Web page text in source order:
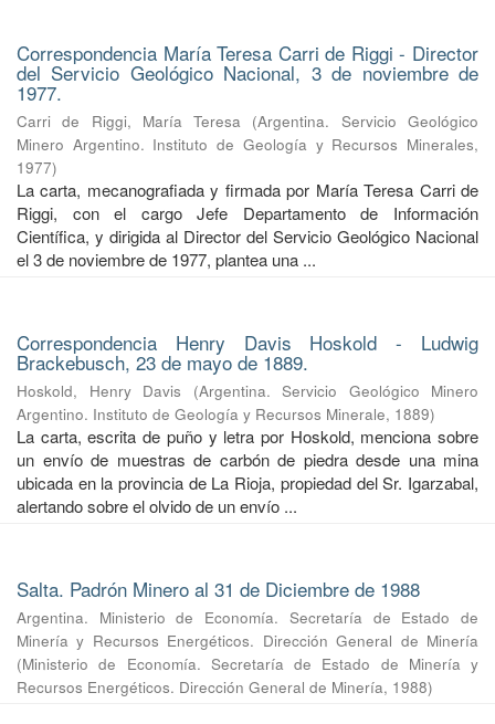
Correspondencia María Teresa Carri de Riggi - Director
del Servicio Geológico Nacional, 3 de noviembre de
1977.
Carri de Riggi, María Teresa (Argentina. Servicio Geológico
Minero Argentino. Instituto de Geología y Recursos Minerales,
1977)
La carta, mecanografiada y firmada por María Teresa Carri de
Riggi, con el cargo Jefe Departamento de Información
Científica, y dirigida al Director del Servicio Geológico Nacional
el 3 de noviembre de 1977, plantea una ...
Correspondencia Henry Davis Hoskold - Ludwig
Brackebusch, 23 de mayo de 1889.
Hoskold, Henry Davis (Argentina. Servicio Geológico Minero
Argentino. Instituto de Geología y Recursos Minerale, 1889)
La carta, escrita de puño y letra por Hoskold, menciona sobre
un envío de muestras de carbón de piedra desde una mina
ubicada en la provincia de La Rioja, propiedad del Sr. Igarzabal,
alertando sobre el olvido de un envío ...
Salta. Padrón Minero al 31 de Diciembre de 1988
Argentina. Ministerio de Economía. Secretaría de Estado de
Minería y Recursos Energéticos. Dirección General de Minería
(Ministerio de Economía. Secretaría de Estado de Minería y
Recursos Energéticos. Dirección General de Minería, 1988)